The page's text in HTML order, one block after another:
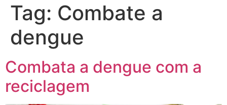
Tag: Combate a
dengue
Combata a dengue com a
reciclagem